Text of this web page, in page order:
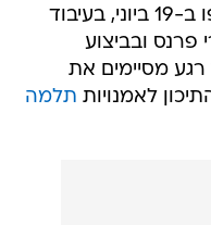
עיבוד נוסף להצגה בתיאטרון יפו ב-19 ביוני, בעיבוד
פרנס ובביצוע
מסיימים את
לאמנויות תלמה